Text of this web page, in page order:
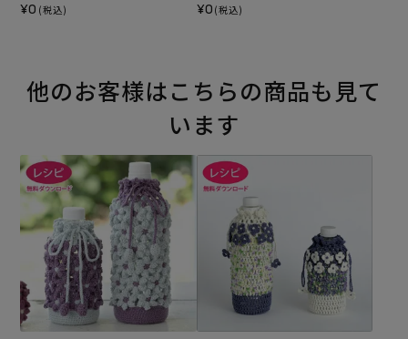
¥0 (税込) ¥0 (税込)
他のお客様はこちらの商品も見て
います